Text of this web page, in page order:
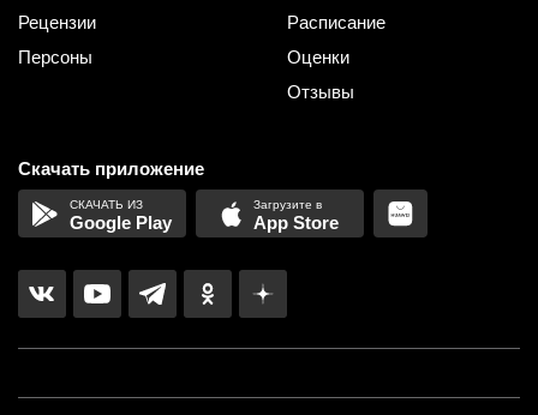
Рецензии
Персоны
Расписание
Оценки
Отзывы
Скачать приложение
Google Play App Store